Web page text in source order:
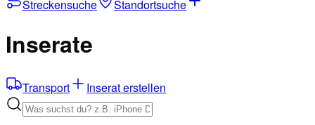
Streckensuche Standortsuche
Inserate
Transport Inserat erstellen